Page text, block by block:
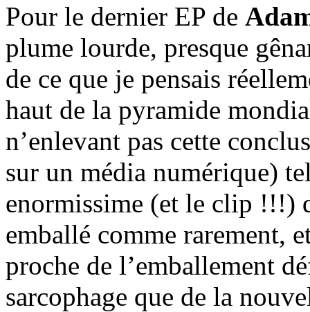
Pour le dernier EP de
plume lourde, presque
de ce que je pensais
haut de la pyramide
n’enlevant pas cette
sur un média numérique)
enormissime (et le clip !!!)
emballé comme rarement,
proche de l’emballement
sarcophage que de la